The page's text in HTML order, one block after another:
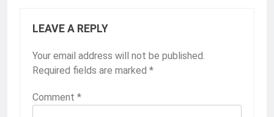
LEAVE A REPLY
Your email address will not be published.
Required fields are marked *
Comment *